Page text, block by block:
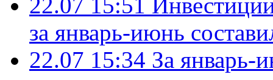
за январь-июнь
22.07 15:34 За январь-